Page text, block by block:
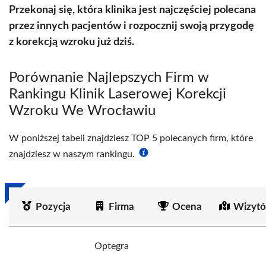
Przekonaj się, która klinika jest najczęściej polecana
przez innych pacjentów i rozpocznij swoją przygodę
z korekcją wzroku już dziś.
Porównanie Najlepszych Firm w
Rankingu Klinik Laserowej Korekcji
Wzroku We Wrocławiu
W poniższej tabeli znajdziesz TOP 5 polecanych firm, które
znajdziesz w naszym rankingu.
Pozycja Firma Ocena
Optegra